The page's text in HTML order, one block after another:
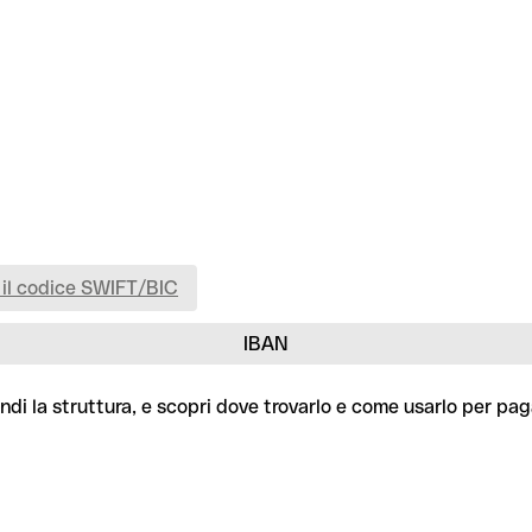
IBAN
il codice SWIFT/BIC
la struttura, e scopri dove trovarlo e come usarlo per